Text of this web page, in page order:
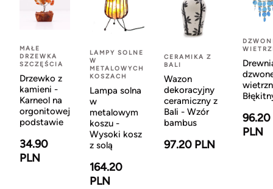
MAŁE
DRZEWKA
SZCZĘŚCIA
Drzewko z
kamieni -
Karneol na
orgonitowej
podstawie
34.90
PLN
LAMPY SOLNE
W
METALOWYCH
KOSZACH
Lampa solna
w
metalowym
koszu -
Wysoki kosz
z solą
164.20
PLN
CERAMIKA Z
BALI
Wazon
dekoracyjny
ceramiczny z
Bali - Wzór
bambus
97.20 PLN
96.20
PLN